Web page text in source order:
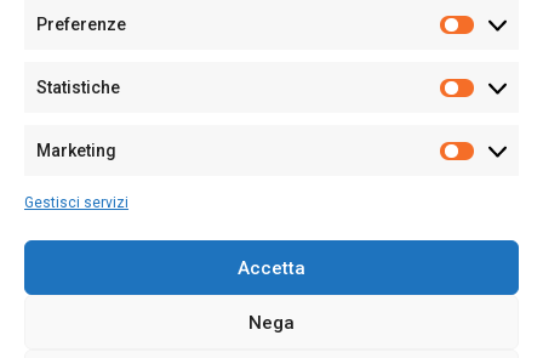
Preferenze
Statistiche
Marketing
Gestisci servizi
Accetta
Nega
Sede:Via Cristoforo Colombo 09013 Carbonia
Partita IVA02270380922
128/2020 del 10/02/2020
Per la Pubblicità: